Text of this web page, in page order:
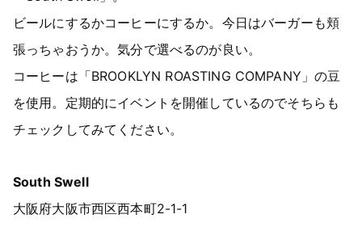
ビールにするかコーヒーにするか。今日はバーガーも頬
張っちゃおうか。気分で選べるのが良い。
コーヒーは「BROOKLYN ROASTING COMPANY」の豆
を使用。定期的にイベントを開催しているのでそちらも
チェックしてみてください。
South Swell
大阪府大阪市西区西本町2-1-1